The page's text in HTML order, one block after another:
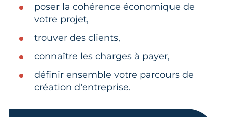
poser la cohérence économique de
votre projet,
trouver des clients,
connaître les charges à payer,
définir ensemble votre parcours de
création d’entreprise.